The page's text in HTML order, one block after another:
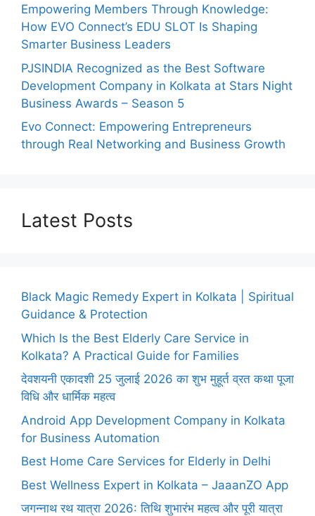
Empowering Members Through Knowledge:
How EVO Connect’s EDU SLOT Is Shaping
Smarter Business Leaders
PJSINDIA Recognized as the Best Software
Development Company in Kolkata at Stars Night
Business Awards – Season 5
Evo Connect: Empowering Entrepreneurs
through Real Networking and Business Growth
Latest Posts
Black Magic Remedy Expert in Kolkata | Spiritual
Guidance & Protection
Which Is the Best Elderly Care Service in
Kolkata? A Practical Guide for Families
देवशयनी एकादशी 25 जुलाई 2026 का शुभ मुहूर्त व्रत कथा पूजा
विधि और धार्मिक महत्व
Android App Development Company in Kolkata
for Business Automation
Best Home Care Services for Elderly in Delhi
Best Wellness Expert in Kolkata – JaaanZO App
जगन्नाथ रथ यात्रा 2026: तिथि शुभारंभ महत्व और पूरी यात्रा